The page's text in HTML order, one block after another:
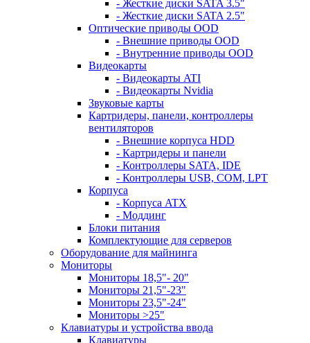
- Жесткие диски SATA 3.5"
- Жесткие диски SATA 2.5"
Оптические приводы OOD
- Внешние приводы OOD
- Внутренние приводы OOD
Видеокарты
- Видеокарты ATI
- Видеокарты Nvidia
Звуковые карты
Картридеры, панели, контроллеры
вентиляторов
- Внешние корпуса HDD
- Картридеры и панели
- Контроллеры SATA, IDE
- Контроллеры USB, COM, LPT
Корпуса
- Корпуса ATX
- Моддинг
Блоки питания
Комплектующие для серверов
Оборудование для майнинга
Мониторы
Мониторы 18,5"- 20"
Мониторы 21,5"-23"
Мониторы 23,5"-24"
Мониторы >25"
Клавиатуры и устройства ввода
Клавиатуры